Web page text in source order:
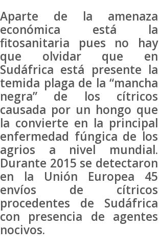
Aparte de la amenaza
económica está la
fitosanitaria pues no hay
que olvidar que en
Sudáfrica está presente la
temida plaga de la “mancha
negra” de los cítricos
causada por un hongo que
la convierte en la principal
enfermedad fúngica de los
agrios a nivel mundial.
Durante 2015 se detectaron
en la Unión Europea 45
envíos de cítricos
procedentes de Sudáfrica
con presencia de agentes
nocivos.